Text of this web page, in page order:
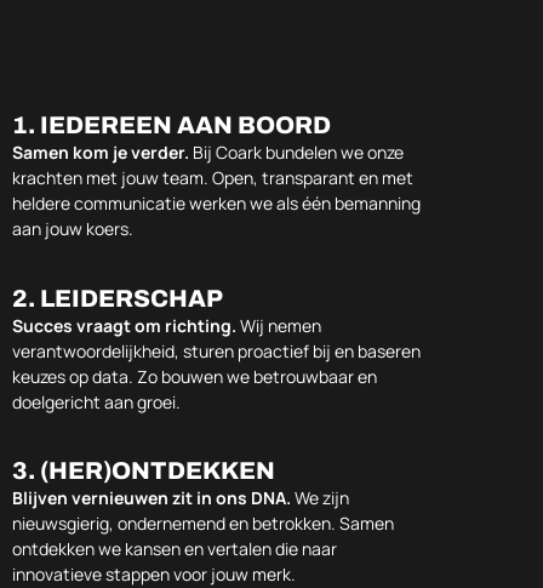
1. IEDEREEN AAN BOORD
Samen kom je verder. Bij Coark bundelen we onze
krachten met jouw team. Open, transparant en met
heldere communicatie werken we als één bemanning
aan jouw koers.
2. LEIDERSCHAP
Succes vraagt om richting. Wij nemen
verantwoordelijkheid, sturen proactief bij en baseren
keuzes op data. Zo bouwen we betrouwbaar en
doelgericht aan groei.
3. (HER)ONTDEKKEN
Blijven vernieuwen zit in ons DNA. We zijn
nieuwsgierig, ondernemend en betrokken. Samen
ontdekken we kansen en vertalen die naar
innovatieve stappen voor jouw merk.